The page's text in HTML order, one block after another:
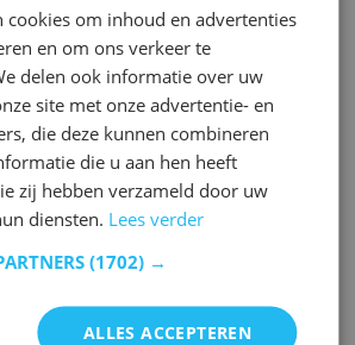
cookies om inhoud en advertenties
en om ons verkeer te
delen ook informatie over uw
site met onze advertentie- en
die deze kunnen combineren
die u aan hen heeft
zij hebben verzameld door uw
diensten. Lees verder
(1702) →
ALLES ACCEPTEREN